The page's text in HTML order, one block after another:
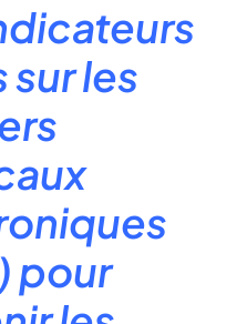
sur les
pour